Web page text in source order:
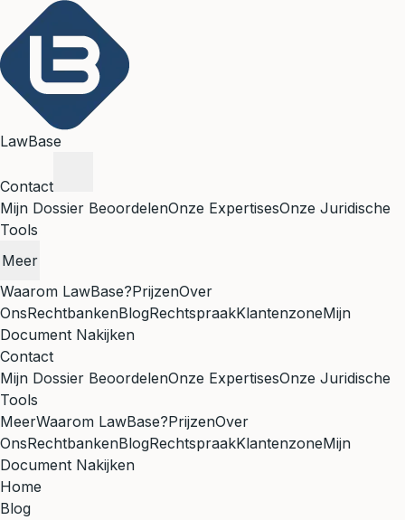
LawBase
Contact
Mijn Dossier BeoordelenOnze ExpertisesOnze Juridische
Tools
Meer
Waarom LawBase?PrijzenOver
OnsRechtbankenBlogRechtspraakKlantenzoneMijn
Document Nakijken
Contact
Mijn Dossier BeoordelenOnze ExpertisesOnze Juridische
Tools
MeerWaarom LawBase?PrijzenOver
OnsRechtbankenBlogRechtspraakKlantenzoneMijn
Document Nakijken
Home
Blog